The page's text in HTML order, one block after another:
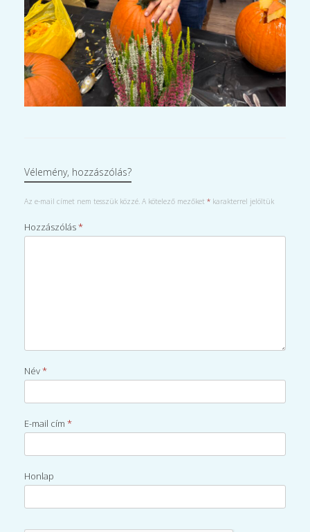
Vélemény, hozzászólás?
Az e-mail címet nem tesszük közzé. A kötelező mezőket * karakterrel jelöltük
Hozzászólás*
Név*
E-mail cím *
Honlap